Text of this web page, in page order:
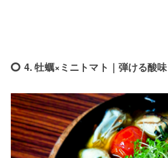
4. 牡蠣×ミニトマト｜弾ける酸味